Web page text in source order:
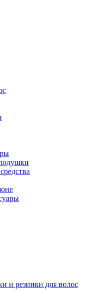
и резинки для волос